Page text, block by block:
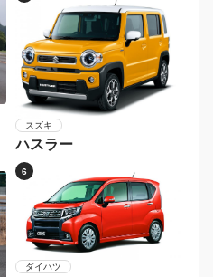
スズキ
ハスラー
6
ダイハツ